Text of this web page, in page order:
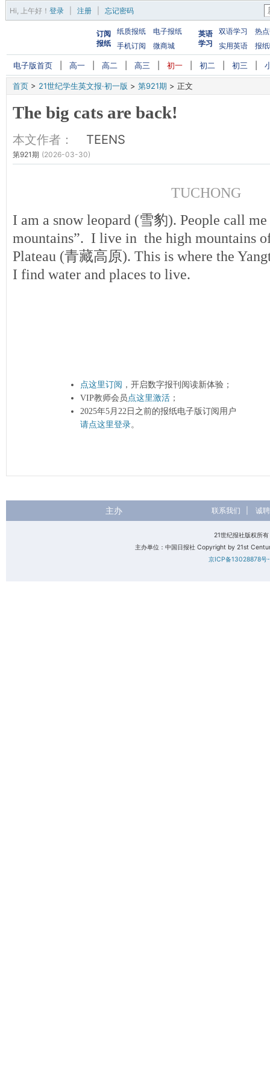
Hi, 上午好 ！ 登录 注册 忘记密码
订阅
报纸
纸质报纸
电子报纸
手机订阅
微商城
英语
学习
双语学习
热
实用英语
报
电子版首页 高一 高二 高三 初一 初二 初三
首页 > 21世纪学生英文报·初一版 > 第921期 > 正文
The big cats are back!
本文作者： TEENS
第921期 (2026-03-30)
TUCHONG
I am a snow leopard (雪豹). People call
mountains”. I live in the high mountains
Plateau (青藏高原). This is where the
I find water and places to live.
点这里订阅 ，开启数字报刊阅读新体验；
VIP教师会员点这里激活 ；
2025年5月22日之前的报纸电子版订阅用户
请点这里登录。
主办 联系我们 诚
21世纪报社版权所
主办单位：中国日报社 Copyright by 21st
京ICP备13028878号